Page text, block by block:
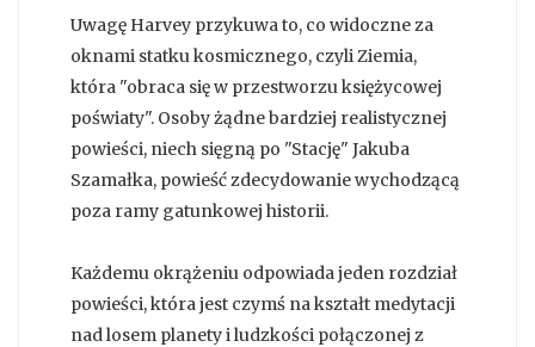
Uwagę Harvey przykuwa to, co widoczne za
oknami statku kosmicznego, czyli Ziemia,
która "obraca się w przestworzu księżycowej
poświaty". Osoby żądne bardziej realistycznej
powieści, niech sięgną po "Stację" Jakuba
Szamałka, powieść zdecydowanie wychodzącą
poza ramy gatunkowej historii.
Każdemu okrążeniu odpowiada jeden rozdział
powieści, która jest czymś na kształt medytacji
nad losem planety i ludzkości połączonej z